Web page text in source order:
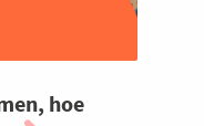
hoe